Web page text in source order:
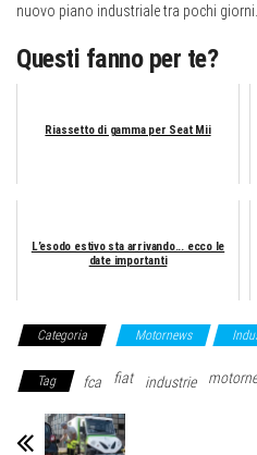
nuovo piano industriale tra pochi giorni.
Questi fanno per te?
Riassetto di gamma per Seat Mii
L’esodo estivo sta arrivando... ecco le
date importanti
Categoria Motornews
Tag fca fiat industrie